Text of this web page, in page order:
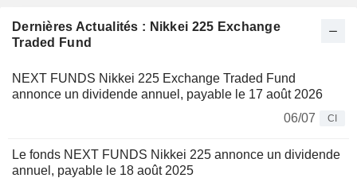
Dernières Actualités : Nikkei 225 Exchange
Traded Fund
NEXT FUNDS Nikkei 225 Exchange Traded Fund
annonce un dividende annuel, payable le 17 août 2026
06/07
CI
Le fonds NEXT FUNDS Nikkei 225 annonce un dividende
annuel, payable le 18 août 2025